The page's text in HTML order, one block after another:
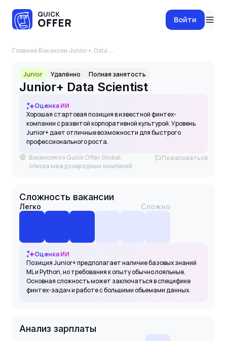
Войти
Главная·Вакансии· Junior+ Data Scientist
Junior Удалённо Полная занятость
Junior+ Data Scientist
Оценка ИИ
Хорошая стартовая позиция в известной финтех-
компании с развитой корпоративной культурой. Уровень
Junior+ дает отличные возможности для быстрого
профессионального роста.
Вакансия из Quick Offer Global,
списка международных компаний
Пожаловаться
Сложность вакансии
Легко Сложно
Оценка ИИ
Позиция Junior+ предполагает наличие базовых знаний
ML и Python, но требования к опыту обычно лояльные.
Основная сложность может заключаться в специфике
финтех-задач и работе с большими объемами данных.
Анализ зарплаты